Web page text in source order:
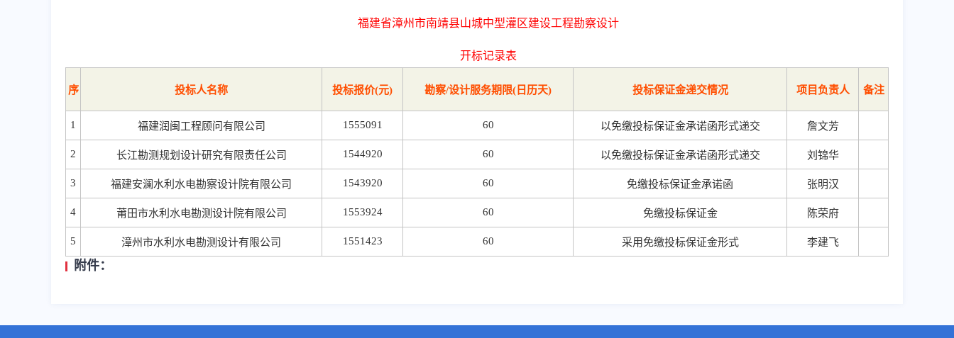
福建省漳州市南靖县山城中型灌区建设工程勘察设计
开标记录表
序 投标人名称 投标报价(元) 勘察/设计服务期限(日历天) 投标保证金递交情况 项目负责人 备注
1 福建润闽工程顾问有限公司 1555091 60 以免缴投标保证金承诺函形式递交 詹文芳
2 长江勘测规划设计研究有限责任公司 1544920 60 以免缴投标保证金承诺函形式递交 刘锦华
3 福建安澜水利水电勘察设计院有限公司 1543920 60 免缴投标保证金承诺函 张明汉
4 莆田市水利水电勘测设计院有限公司 1553924 60 免缴投标保证金 陈荣府
5 漳州市水利水电勘测设计有限公司 1551423 60 采用免缴投标保证金形式 李建飞
附件：